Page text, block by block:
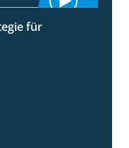
für